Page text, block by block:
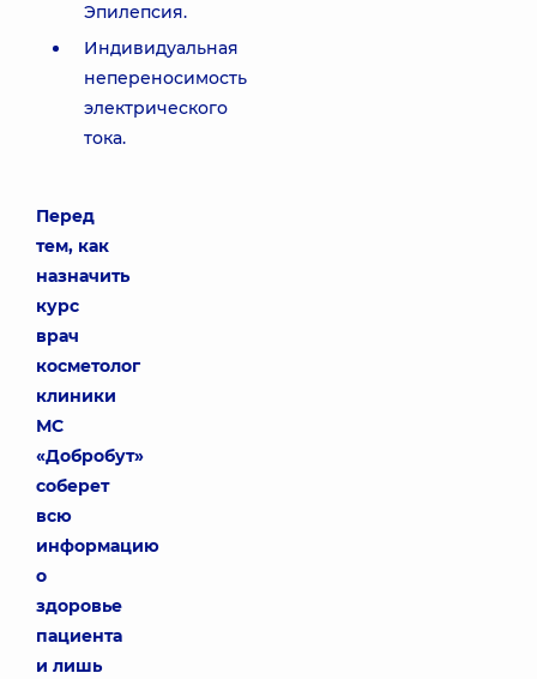
Эпилепсия.
Индивидуальная
непереносимость
электрического
тока.
Перед
тем, как
назначить
курс
врач
косметолог
клиники
МС
«Добробут»
соберет
всю
информацию
о
здоровье
пациента
и лишь